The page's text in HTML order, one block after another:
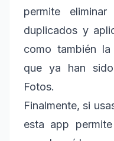
permite
duplicados y
como también
que ya han
Fotos.
Finalmente, si
esta app